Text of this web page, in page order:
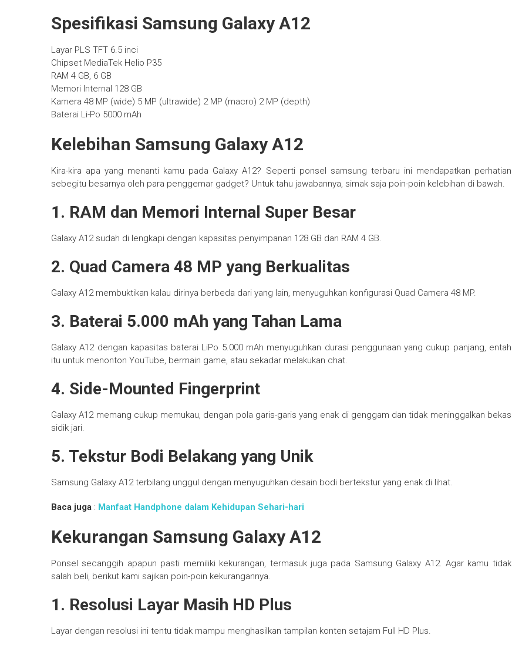
Spesifikasi Samsung Galaxy A12
Layar PLS TFT 6.5 inci
Chipset MediaTek Helio P35
RAM 4 GB, 6 GB
Memori Internal 128 GB
Kamera 48 MP (wide) 5 MP (ultrawide) 2 MP (macro) 2 MP (depth)
Baterai Li-Po 5000 mAh
Kelebihan Samsung Galaxy A12
Kira-kira apa yang menanti kamu pada Galaxy A12? Seperti ponsel samsung terbaru ini mendapatkan perhatian
sebegitu besarnya oleh para penggemar gadget? Untuk tahu jawabannya, simak saja poin-poin kelebihan di bawah.
1. RAM dan Memori Internal Super Besar
Galaxy A12 sudah di lengkapi dengan kapasitas penyimpanan 128 GB dan RAM 4 GB.
2. Quad Camera 48 MP yang Berkualitas
Galaxy A12 membuktikan kalau dirinya berbeda dari yang lain, menyuguhkan konfigurasi Quad Camera 48 MP.
3. Baterai 5.000 mAh yang Tahan Lama
Galaxy A12 dengan kapasitas baterai LiPo 5.000 mAh menyuguhkan durasi penggunaan yang cukup panjang, entah
itu untuk menonton YouTube, bermain game, atau sekadar melakukan chat.
4. Side-Mounted Fingerprint
Galaxy A12 memang cukup memukau, dengan pola garis-garis yang enak di genggam dan tidak meninggalkan bekas
sidik jari.
5. Tekstur Bodi Belakang yang Unik
Samsung Galaxy A12 terbilang unggul dengan menyuguhkan desain bodi bertekstur yang enak di lihat.
Baca juga : Manfaat Handphone dalam Kehidupan Sehari-hari
Kekurangan Samsung Galaxy A12
Ponsel secanggih apapun pasti memiliki kekurangan, termasuk juga pada Samsung Galaxy A12. Agar kamu tidak
salah beli, berikut kami sajikan poin-poin kekurangannya.
1. Resolusi Layar Masih HD Plus
Layar dengan resolusi ini tentu tidak mampu menghasilkan tampilan konten setajam Full HD Plus.